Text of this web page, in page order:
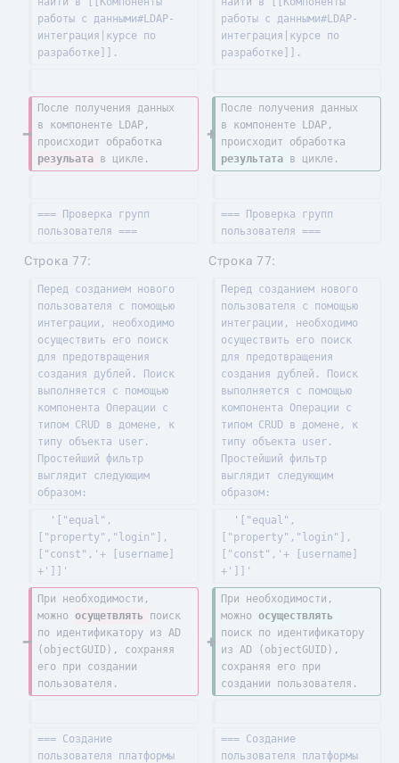
работы с данными#LDAP-
интеграция|курсе по
разработке]].
работы с данными#LDAP-
интеграция|курсе по
разработке]].
После получения данных
в компоненте LDAP,
происходит обработка
резульата в цикле.
После получения данных
в компоненте LDAP,
происходит обработка
результата в цикле.
=== Проверка групп
пользователя ===
=== Проверка групп
пользователя ===
Строка 77: Строка 77:
Перед созданием нового
пользователя с помощью
интеграции, необходимо
осуществить его поиск
для предотвращения
создания дублей. Поиск
выполняется с помощью
компонента Операции с
типом CRUD в домене, к
типу объекта user.
Простейший фильтр
выглядит следующим
образом:
Перед созданием нового
пользователя с помощью
интеграции, необходимо
осуществить его поиск
для предотвращения
создания дублей. Поиск
выполняется с помощью
компонента Операции с
типом CRUD в домене, к
типу объекта user.
Простейший фильтр
выглядит следующим
образом:
'["equal",
["property","login"],
["const",'+ [username]
+']]'
'["equal",
["property","login"],
["const",'+ [username]
+']]'
При необходимости,
можно осущетвлять поиск
по идентификатору из AD
(objectGUID), сохраняя
его при создании
пользователя.
При необходимости,
можно осуществлять
поиск по идентификатору
из AD (objectGUID),
сохраняя его при
создании пользователя.
=== Создание
пользователя платформы
=== Создание
пользователя платформы